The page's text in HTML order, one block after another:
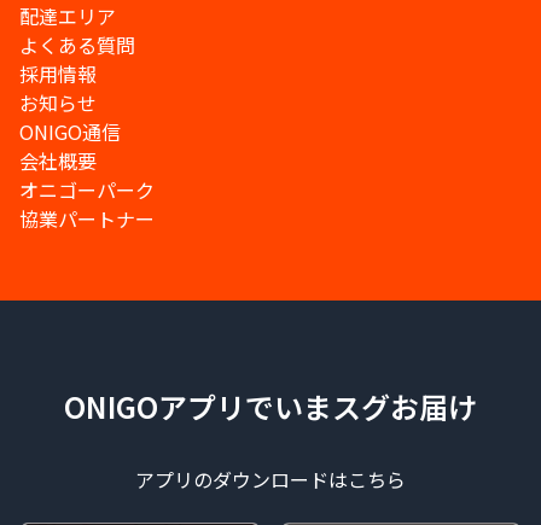
配達エリア
よくある質問
採用情報
お知らせ
ONIGO通信
会社概要
オニゴーパーク
協業パートナー
ONIGOアプリでいまスグお届け
アプリのダウンロードはこちら